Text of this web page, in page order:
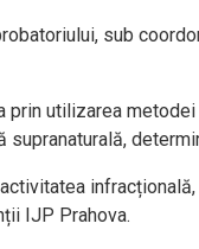
sub
utilizarea
IJP Prahova.